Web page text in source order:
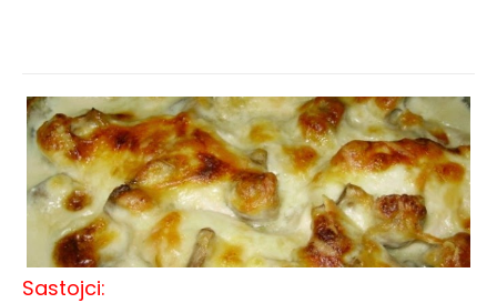
Sastojci: